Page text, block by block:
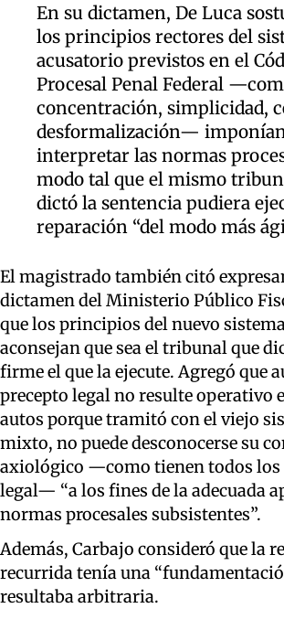
En su dictamen, De Luca
los principios rectores del
acusatorio previstos en el
Procesal Penal Federal
concentración, simplicidad,
desformalización— imponían
interpretar las normas
modo tal que el mismo
dictó la sentencia pudiera
reparación “del modo más
El magistrado también citó
dictamen del Ministerio Público
que los principios del nuevo
aconsejan que sea el tribunal que
firme el que la ejecute. Agregó que
precepto legal no resulte operativo
autos porque tramitó con el viejo
mixto, no puede desconocerse su
axiológico —como tienen todos los
legal— “a los fines de la adecuada
normas procesales subsistentes”.
Además, Carbajo consideró que la
recurrida tenía una
resultaba arbitraria.